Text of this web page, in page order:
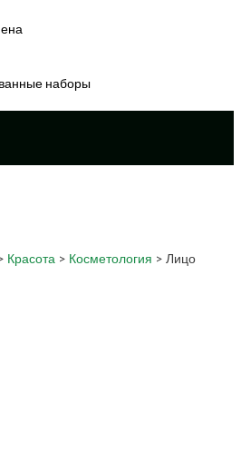
наборы
Красота > Косметология > Лицо